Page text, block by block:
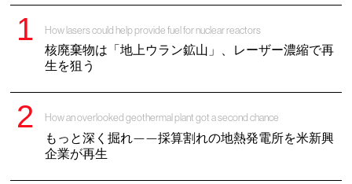
How lasers could help provide fuel for nuclear reactors
核廃棄物は「地上ウラン鉱山」、レーザー濃縮で再
生を狙う
How an overlooked geothermal plant got a second chance
もっと深く掘れ——採算割れの地熱発電所を米新興
企業が再生